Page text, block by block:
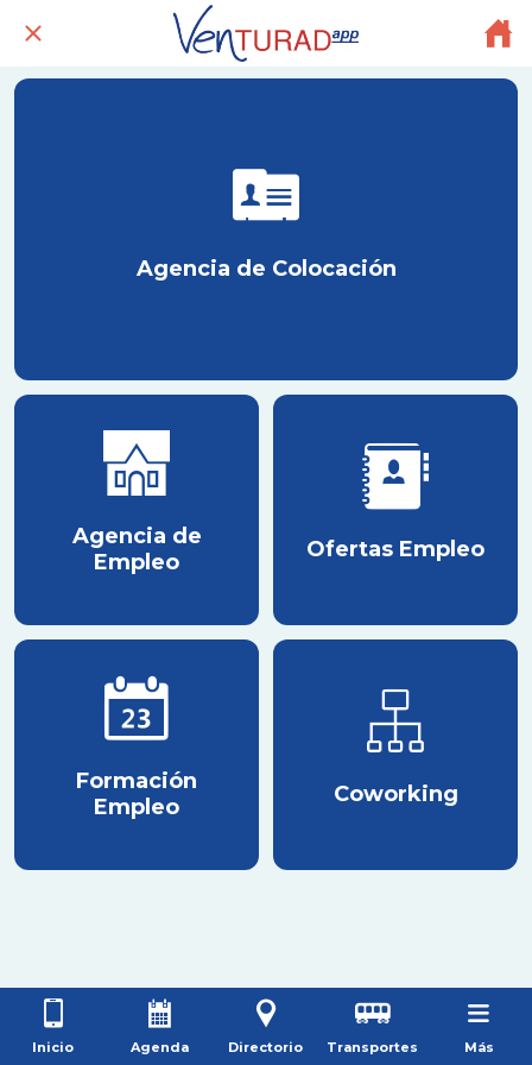
Agencia de Colocación
Agencia de
Empleo
Ofertas Empleo
Formación
Empleo
Coworking
Inicio Agenda Directorio Transportes Más